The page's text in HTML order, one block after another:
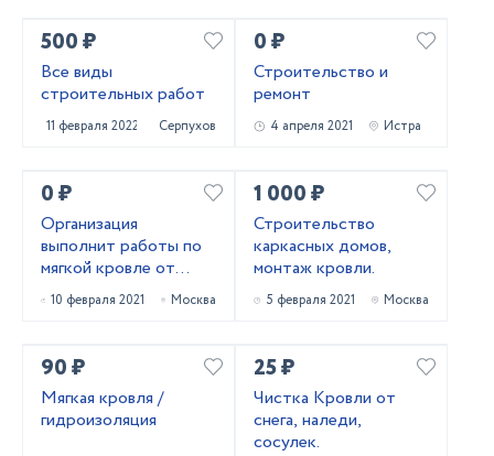
500 ₽
Все виды
строительных работ
11 февраля 2022 Серпухов
0 ₽
Строительство и
ремонт
4 апреля 2021 Истра
0 ₽
Организация
выполнит работы по
мягкой кровле от
5000-300000 м2
10 февраля 2021 Москва
1 000 ₽
Строительство
каркасных домов,
монтаж кровли.
5 февраля 2021 Москва
90 ₽
Мягкая кровля /
гидроизоляция
25 ₽
Чистка Кровли от
снега, наледи,
сосулек.